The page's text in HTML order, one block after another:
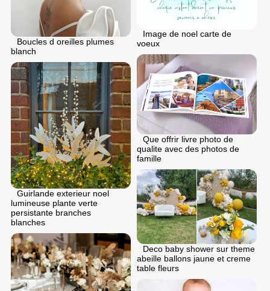
Image de noel carte de
voeux
Boucles d oreilles plumes
blanch
Que offrir livre photo de
qualite avec des photos de
famille
Guirlande exterieur noel
lumineuse plante verte
persistante branches
blanches
Deco baby shower sur theme
abeille ballons jaune et creme
table fleurs